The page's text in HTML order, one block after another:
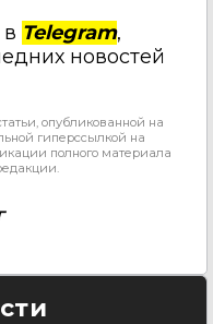
Telegram,
новостей
опубликованной на
гиперссылкой на
полного материала